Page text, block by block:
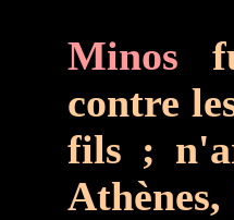
Minos
contre
fils ;